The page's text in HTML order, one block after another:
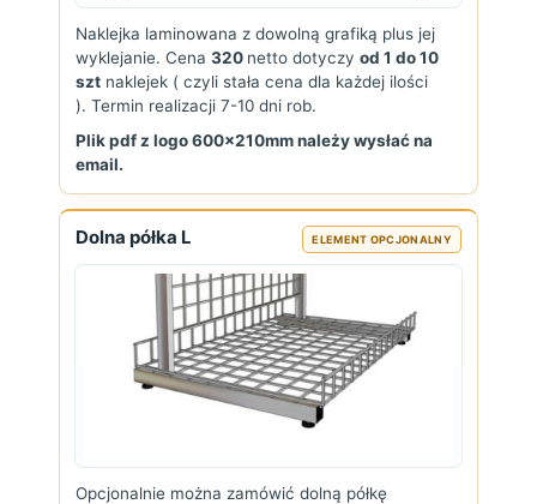
Naklejka laminowana z dowolną grafiką plus jej
wyklejanie. Cena 320 netto dotyczy od 1 do 10
szt naklejek ( czyli stała cena dla każdej ilości
). Termin realizacji 7-10 dni rob.
Plik pdf z logo 600x210mm należy wysłać na
email.
Dolna półka L ELEMENT OPCJONALNY
Opcjonalnie można zamówić dolną półkę